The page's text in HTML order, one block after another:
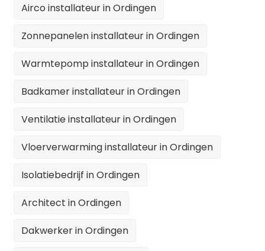
Airco installateur in Ordingen
Zonnepanelen installateur in Ordingen
Warmtepomp installateur in Ordingen
Badkamer installateur in Ordingen
Ventilatie installateur in Ordingen
Vloerverwarming installateur in Ordingen
Isolatiebedrijf in Ordingen
Architect in Ordingen
Dakwerker in Ordingen